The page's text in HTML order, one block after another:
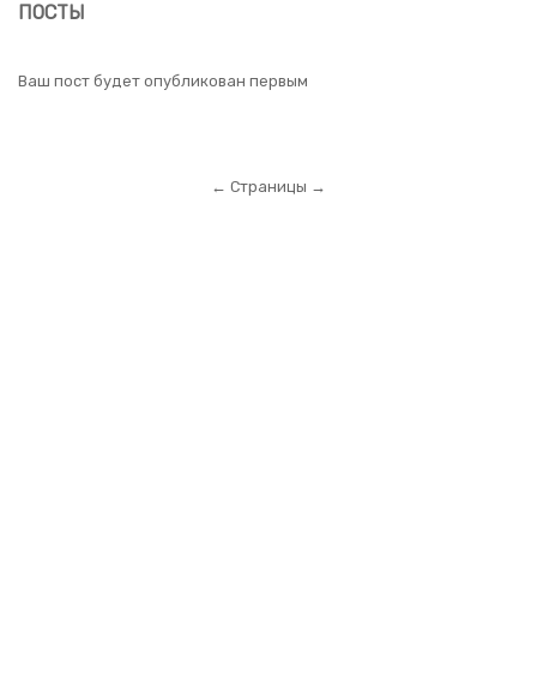
ПОСТЫ
Ваш пост будет опубликован первым
← Страницы →